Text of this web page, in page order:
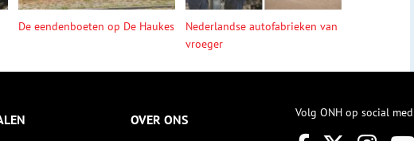
De eendenboeten op De Haukes
Nederlandse autofabrieken van
vroeger
OVER ONS Volg ONH op social